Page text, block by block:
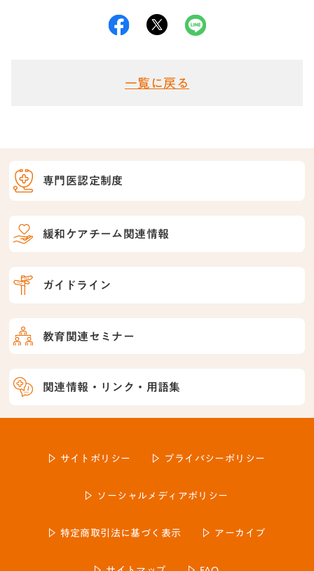
専門医認定制度
緩和ケアチーム関連情報
ガイドライン
教育関連セミナー
関連情報・リンク・用語集
一覧に戻る
サイトポリシー プライバシーポリシー
ソーシャルメディアポリシー
特定商取引法に基づく表示 アーカイブ